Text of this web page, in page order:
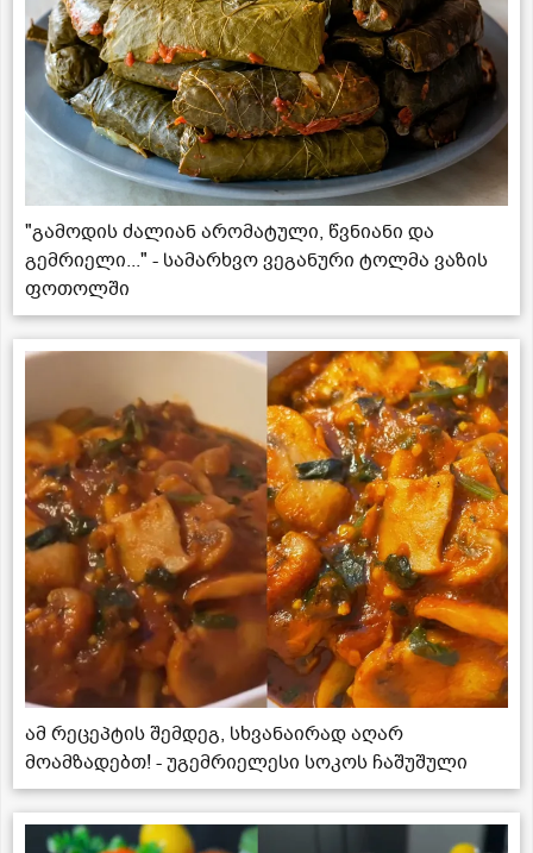
"გამოდის ძალიან არომატული, წვნიანი და
გემრიელი..." - სამარხვო ვეგანური ტოლმა ვაზის
ფოთოლში
ამ რეცეპტის შემდეგ, სხვანაირად აღარ
მოამზადებთ! - უგემრიელესი სოკოს ჩაშუშული